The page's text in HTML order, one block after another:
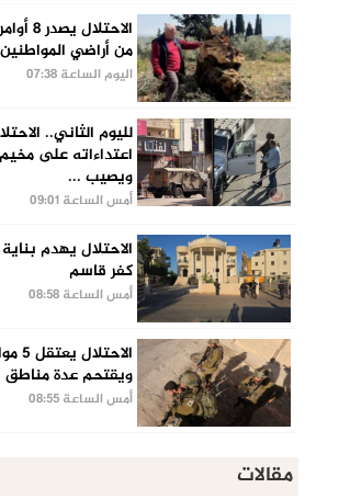
من أراضي
اليوم الساعة 07:38
لليوم الثاني..
اعتداءاته على
ويصيب ...
أمس الساعة 09:01
الاحتلال يهدم
كفر قاسم
أمس الساعة 08:58
ويقتحم عدة مناطق
أمس الساعة 08:55
مقالات